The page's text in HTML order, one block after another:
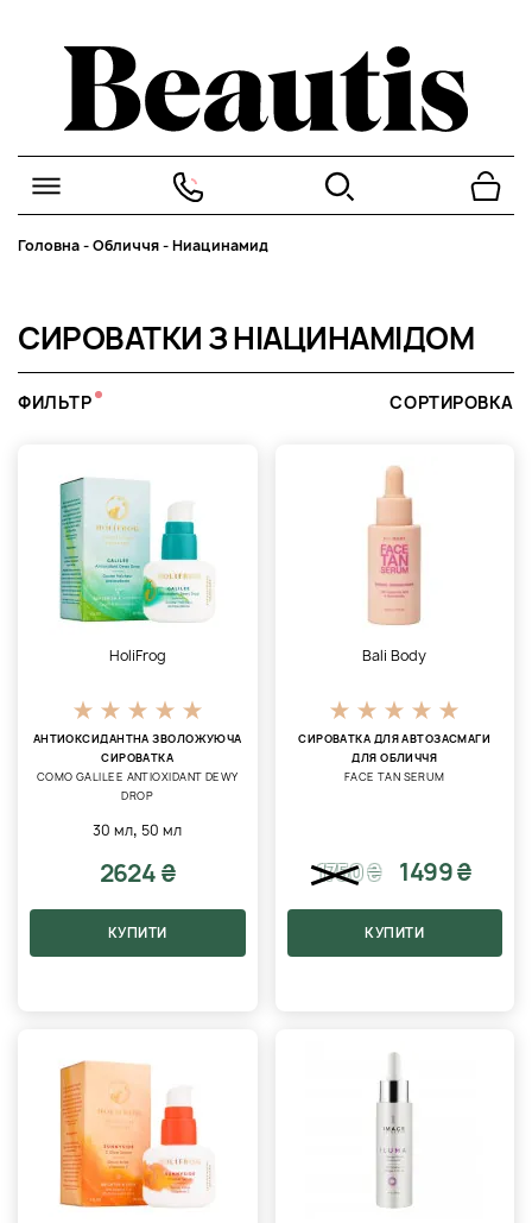
Головна-Обличчя-Ниацинамид
СИРОВАТКИ З НІАЦИНАМІДОМ
ФИЛЬТР СОРТИРОВКА
HoliFrog
АНТИОКСИДАНТНА ЗВОЛОЖУЮЧА
СИРОВАТКА
COMO GALILEE ANTIOXIDANT DEWY
DROP
30 мл, 50 мл
2624 ₴
КУПИТИ
Bali Body
СИРОВАТКА ДЛЯ АВТОЗАСМАГИ
ДЛЯ ОБЛИЧЧЯ
FACE TAN SERUM
1750₴ 1499 ₴
КУПИТИ